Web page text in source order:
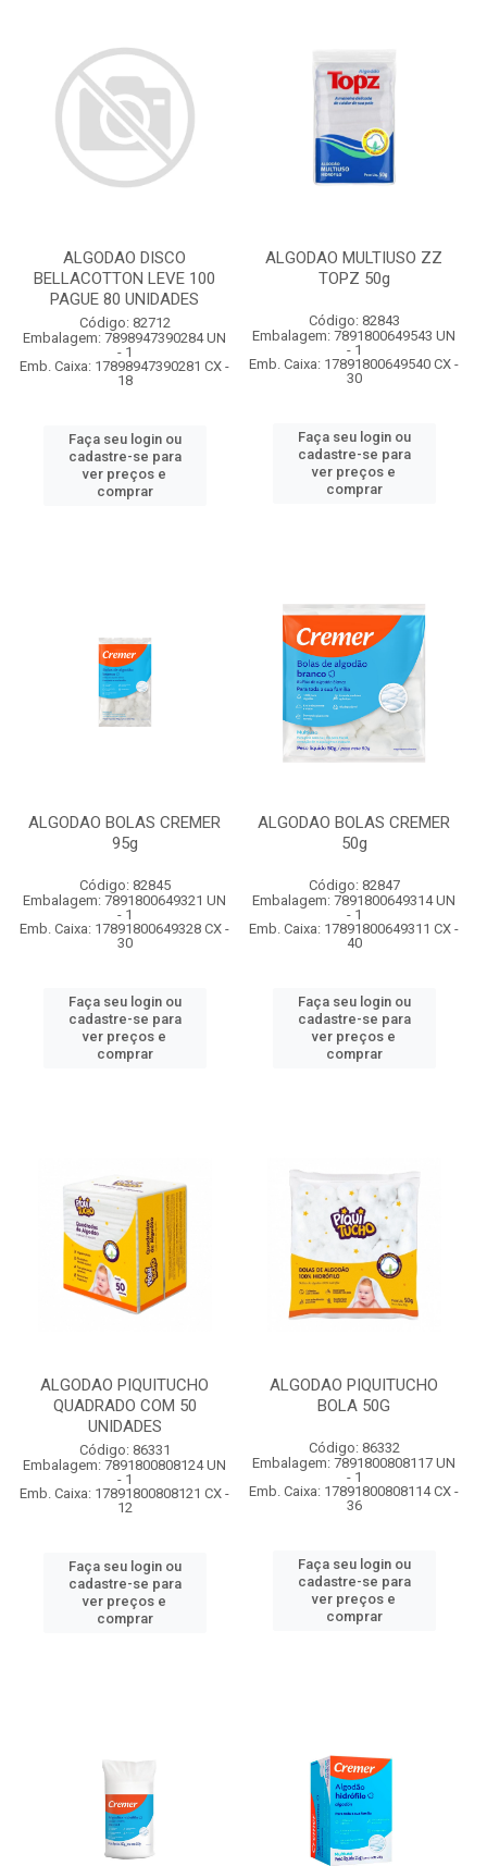
ALGODAO DISCO
BELLACOTTON LEVE 100
PAGUE 80 UNIDADES
Código: 82712
Embalagem: 7898947390284 UN
- 1
Emb. Caixa: 17898947390281 CX -
18
Faça seu login ou
cadastre-se para
ver preços e
comprar
ALGODAO MULTIUSO ZZ
TOPZ 50g
Código: 82843
Embalagem: 7891800649543 UN
- 1
Emb. Caixa: 17891800649540 CX -
30
Faça seu login ou
cadastre-se para
ver preços e
comprar
ALGODAO BOLAS CREMER
95g
Código: 82845
Embalagem: 7891800649321 UN
- 1
Emb. Caixa: 17891800649328 CX -
30
Faça seu login ou
cadastre-se para
ver preços e
comprar
ALGODAO BOLAS CREMER
50g
Código: 82847
Embalagem: 7891800649314 UN
- 1
Emb. Caixa: 17891800649311 CX -
40
Faça seu login ou
cadastre-se para
ver preços e
comprar
ALGODAO PIQUITUCHO
QUADRADO COM 50
UNIDADES
Código: 86331
Embalagem: 7891800808124 UN
- 1
Emb. Caixa: 17891800808121 CX -
12
Faça seu login ou
cadastre-se para
ver preços e
comprar
ALGODAO PIQUITUCHO
BOLA 50G
Código: 86332
Embalagem: 7891800808117 UN
- 1
Emb. Caixa: 17891800808114 CX -
36
Faça seu login ou
cadastre-se para
ver preços e
comprar